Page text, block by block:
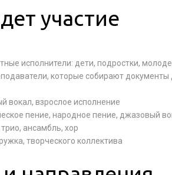
участие
исполнители: дети, подростки,
которые собирают документы
вокал, взрослое исполнение
пение, народное пение, джазовый
ансамбль, хор
творческого коллектива